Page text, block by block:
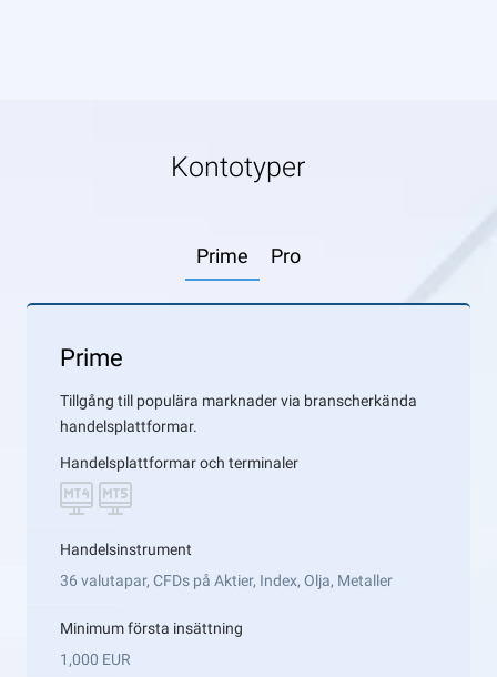
Kontotyper
Prime Pro
Prime
Tillgång till populära marknader via branscherkända
handelsplattformar.
Handelsplattformar och terminaler
Handelsinstrument
36 valutapar, CFDs på Aktier, Index, Olja, Metaller
Minimum första insättning
1,000 EUR